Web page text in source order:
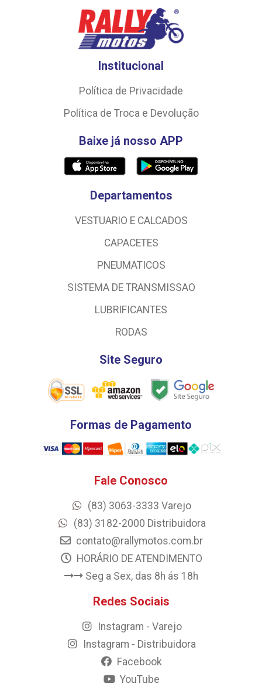
Institucional
Política de Privacidade
Política de Troca e Devolução
Baixe já nosso APP
Departamentos
VESTUARIO E CALCADOS
CAPACETES
PNEUMATICOS
SISTEMA DE TRANSMISSAO
LUBRIFICANTES
RODAS
Site Seguro
Formas de Pagamento
Fale Conosco
(83) 3063-3333 Varejo
(83) 3182-2000 Distribuidora
contato@rallymotos.com.br
HORÁRIO DE ATENDIMENTO
Seg a Sex, das 8h ás 18h
Redes Sociais
Instagram - Varejo
Instagram - Distribuidora
Facebook
YouTube